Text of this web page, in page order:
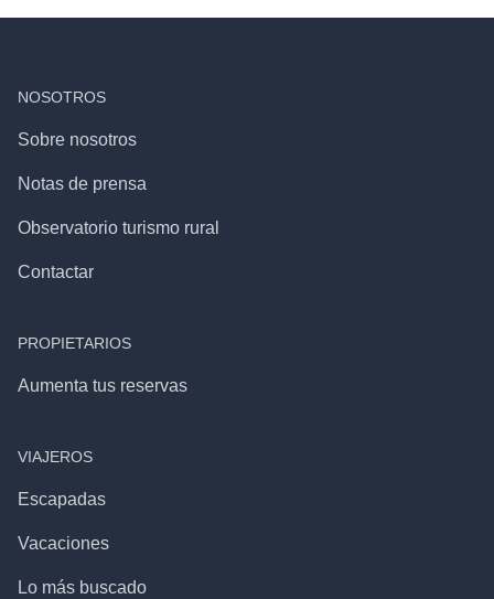
NOSOTROS
Sobre nosotros
Notas de prensa
Observatorio turismo rural
Contactar
PROPIETARIOS
Aumenta tus reservas
VIAJEROS
Escapadas
Vacaciones
Lo más buscado